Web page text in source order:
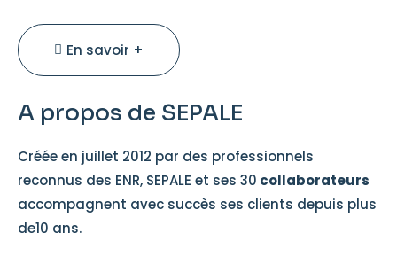
En savoir +
A propos de SEPALE
Créée en juillet 2012 par des professionnels
reconnus des ENR, SEPALE et ses 30 collaborateurs
accompagnent avec succès ses clients depuis plus
de10 ans.